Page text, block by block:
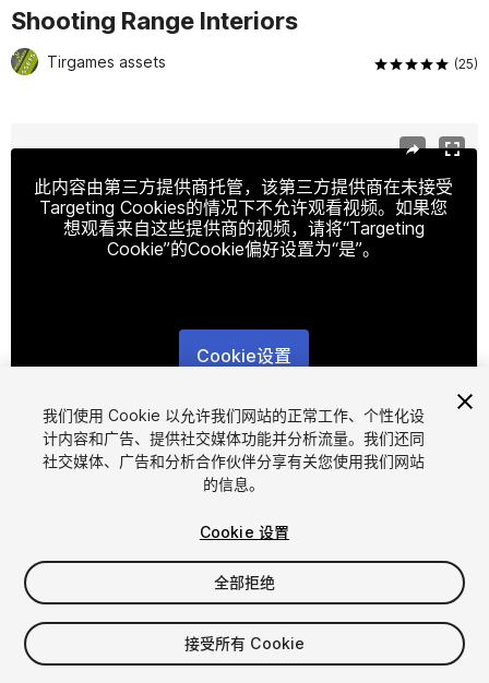
Shooting Range Interiors
Tirgames assets (25)
此内容由第三方提供商托管，该第三方提供商在未接受
Targeting Cookies的情况下不允许观看视频。如果您
想观看来自这些提供商的视频，请将“Targeting
Cookie”的Cookie偏好设置为“是”。
Cookie设置
1/5
$5
增值税将在结算时计算
我们使用 Cookie 以允许我们网站的正常工作、个性化设
计内容和广告、提供社交媒体功能并分析流量。我们还同
社交媒体、广告和分析合作伙伴分享有关您使用我们网站
的信息。
Cookie 设置
全部拒绝
接受所有 Cookie